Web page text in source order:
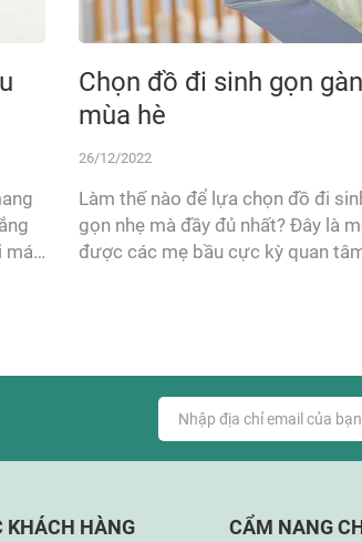
mái,
Chọn đồ đi sinh gọn
mùa hè
26/12/2022
Làm thế nào để lựa chọn đồ đi
gọn nhẹ mà đầy đủ nhất? Đây là
được các mẹ bầu cực kỳ quan
KHÁCH HÀNG CẨM NANG